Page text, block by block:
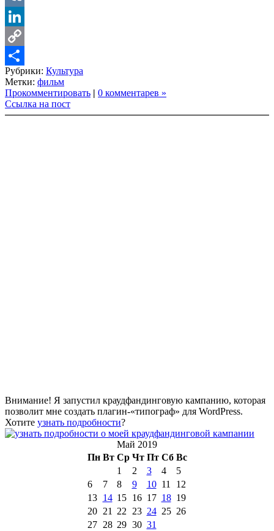
VK
LinkedIn
Copy
Link
Share
Рубрики: Культура
Метки: фильм
Прокомментировать | 0 комментарев »
Ссылка на пост
Внимание! Я запустил краудфандинговую кампанию, которая
позволит мне создать плагин-«типограф» для WordPress.
Хотите узнать подробности?
Май 2019
Пн Вт Ср Чт Пт Сб Вс
1
2 3 4
5
6
7 8 9 10 11
12
13
14 15 16 17 18 19
20
21 22 23 24 25 26
27
28 29 30 31